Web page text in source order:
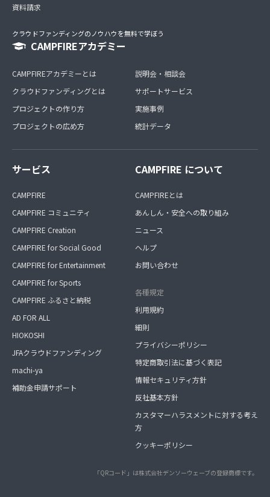
資料請求
クラウドファンディングのノウハウを無料で学ぼう
CAMPFIREアカデミー
CAMPFIREアカデミーとは
クラウドファンディングとは
プロジェクトの作り方
プロジェクトの広め方
説明会・相談会
サポートサービス
実施事例
統計データ
サービス
CAMPFIRE
CAMPFIRE コミュニティ
CAMPFIRE Creation
CAMPFIRE for Social Good
CAMPFIRE for Entertainment
CAMPFIRE for Sports
CAMPFIRE ふるさと納税
AD FOR ALL
HIOKOSHI
JFAクラウドファンディング
machi-ya
補助金申請サポート
CAMPFIRE について
CAMPFIREとは
あんしん・安全への取り組み
ニュース
ヘルプ
お問い合わせ
各種規定
利用規約
細則
プライバシーポリシー
特定商取引法に基づく表記
情報セキュリティ方針
反社基本方針
カスタマーハラスメントに対する考え
方
クッキーポリシー
「QRコード」は株式会社デンソーウェーブの登録商標です。